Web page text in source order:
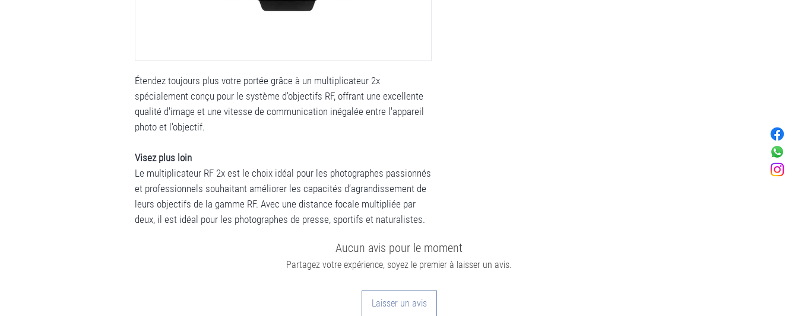
Étendez toujours plus votre portée grâce à un multiplicateur 2x
spécialement conçu pour le système d'objectifs RF, offrant une excellente
qualité d'image et une vitesse de communication inégalée entre l'appareil
photo et l'objectif.
Visez plus loin
Le multiplicateur RF 2x est le choix idéal pour les photographes passionnés
et professionnels souhaitant améliorer les capacités d’agrandissement de
leurs objectifs de la gamme RF. Avec une distance focale multipliée par
deux, il est idéal pour les photographes de presse, sportifs et naturalistes.
Aucun avis pour le moment
Partagez votre expérience, soyez le premier à laisser un avis.
Laisser un avis